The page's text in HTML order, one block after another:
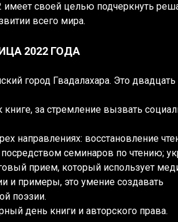
имеет своей целью подчеркнуть
всего мира.
2022 ГОДА
город Гвадалахара. Это двадцать
за стремление вызвать
направлениях: восстановление
семинаров по чтению;
прием, который использует
и примеры, это умение создавать
поэзии.
день книги и авторского права.